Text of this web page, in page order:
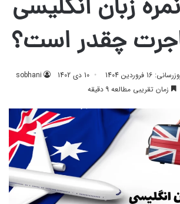
زبان انگلیسی
چقدر است؟
sobhani 10 دی 1402
فروردین 1404
زمان تقریبی مطالعه 9 دقیقه